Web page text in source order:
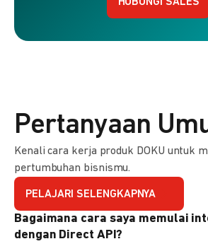
HUBUNGI SALES
Pertanyaan
Kenali cara kerja produk DOKU untuk
pertumbuhan bisnismu.
PELAJARI SELENGKAPNYA
Bagaimana cara saya memulai
dengan Direct API?